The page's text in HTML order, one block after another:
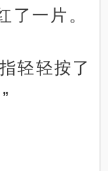
了一片。
轻轻按了